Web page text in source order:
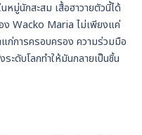
หมู่นักสะสม เสื้อฮาวายตัวนี้ได้
ง Wacko Maria ไม่เพียงแค่
ก่การครอบครอง ความร่วมมือ
ดับโลกทำให้มันกลายเป็นชิ้น